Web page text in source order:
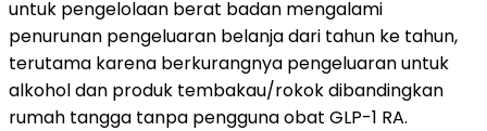
untuk pengelolaan berat badan mengalami
penurunan pengeluaran belanja dari tahun ke tahun,
terutama karena berkurangnya pengeluaran untuk
alkohol dan produk tembakau/rokok dibandingkan
rumah tangga tanpa pengguna obat GLP-1 RA.